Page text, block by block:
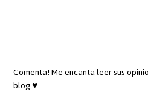
Comenta! Me encanta leer sus
blog ♥